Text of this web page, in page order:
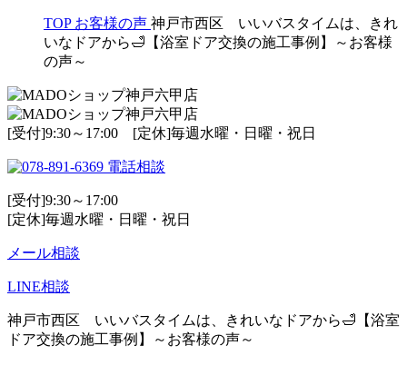
TOP お客様の声 神戸市西区 いいバスタイムは、きれ
いなドアから🛁【浴室ドア交換の施工事例】～お客様
の声～
[受付]9:30～17:00 [定休]毎週水曜・日曜・祝日
電話相談
[受付]9:30～17:00
[定休]毎週水曜・日曜・祝日
メール相談
LINE相談
神戸市西区 いいバスタイムは、きれいなドアから🛁【浴室
ドア交換の施工事例】～お客様の声～